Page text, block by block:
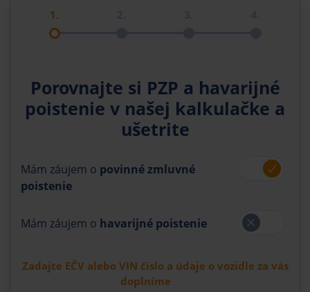
1.
Porovnajte si PZP a havarijné
poistenie v našej kalkulačke a
ušetrite
Mám záujem o povinné zmluvné
poistenie
Mám záujem o havarijné poistenie
Zadajte EČV alebo VIN číslo a údaje o vozidle za vás
doplníme